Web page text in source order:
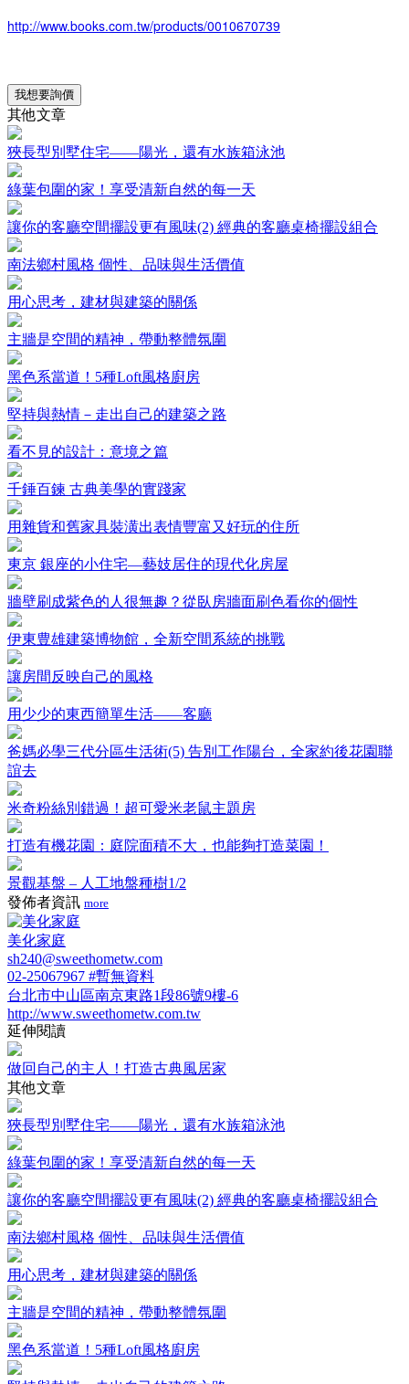
http://www.books.com.tw/products/0010670739
我想要詢價
其他文章
狹長型別墅住宅——陽光，還有水族箱泳池
綠葉包圍的家！享受清新自然的每一天
讓你的客廳空間擺設更有風味(2) 經典的客廳桌椅擺設組合
南法鄉村風格 個性、品味與生活價值
用心思考，建材與建築的關係
主牆是空間的精神，帶動整體氛圍
黑色系當道！5種Loft風格廚房
堅持與熱情－走出自己的建築之路
看不見的設計：意境之篇
千錘百鍊 古典美學的實踐家
用雜貨和舊家具裝潢出表情豐富又好玩的住所
東京 銀座的小住宅—藝妓居住的現代化房屋
牆壁刷成紫色的人很無趣？從臥房牆面刷色看你的個性
伊東豊雄建築博物館，全新空間系統的挑戰
讓房間反映自己的風格
用少少的東西簡單生活——客廳
爸媽必學三代分區生活術(5) 告別工作陽台，全家約後花園聯
誼去
米奇粉絲別錯過！超可愛米老鼠主題房
打造有機花園：庭院面積不大，也能夠打造菜園！
景觀基盤 – 人工地盤種樹1/2
發佈者資訊 more
美化家庭
sh240@sweethometw.com
02-25067967 #暫無資料
台北市中山區南京東路1段86號9樓-6
http://www.sweethometw.com.tw
延伸閱讀
做回自己的主人！打造古典風居家
其他文章
狹長型別墅住宅——陽光，還有水族箱泳池
綠葉包圍的家！享受清新自然的每一天
讓你的客廳空間擺設更有風味(2) 經典的客廳桌椅擺設組合
南法鄉村風格 個性、品味與生活價值
用心思考，建材與建築的關係
主牆是空間的精神，帶動整體氛圍
黑色系當道！5種Loft風格廚房